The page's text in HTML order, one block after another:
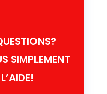
SIMPLEMENT